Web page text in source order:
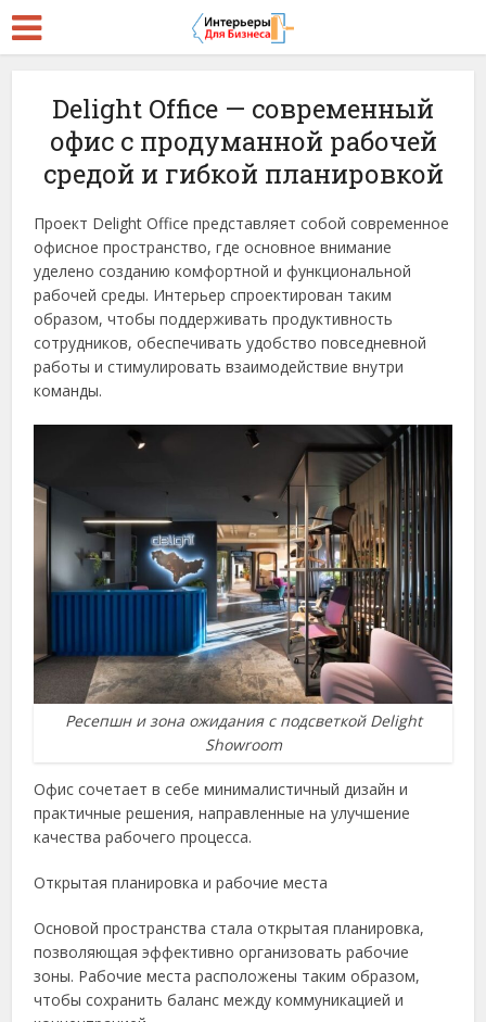
Delight Office — современный
офис с продуманной рабочей
средой и гибкой планировкой
Проект Delight Office представляет собой современное
офисное пространство, где основное внимание
уделено созданию комфортной и функциональной
рабочей среды. Интерьер спроектирован таким
образом, чтобы поддерживать продуктивность
сотрудников, обеспечивать удобство повседневной
работы и стимулировать взаимодействие внутри
команды.
Ресепшн и зона ожидания с подсветкой Delight
Showroom
Офис сочетает в себе минималистичный дизайн и
практичные решения, направленные на улучшение
качества рабочего процесса.
Открытая планировка и рабочие места
Основой пространства стала открытая планировка,
позволяющая эффективно организовать рабочие
зоны. Рабочие места расположены таким образом,
чтобы сохранить баланс между коммуникацией и